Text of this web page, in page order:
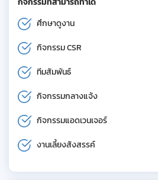
ศึกษาดูงาน
กิจกรรม CSR
ทีมสัมพันธ์
กิจกรรมกลางแจ้ง
กิจกรรมแอดเวนเจอร์
งานเลี้ยงสังสรรค์